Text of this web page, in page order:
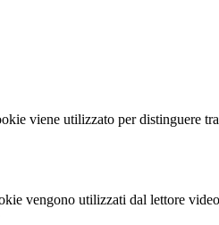
viene utilizzato per distinguere
vengono utilizzati dal lettore